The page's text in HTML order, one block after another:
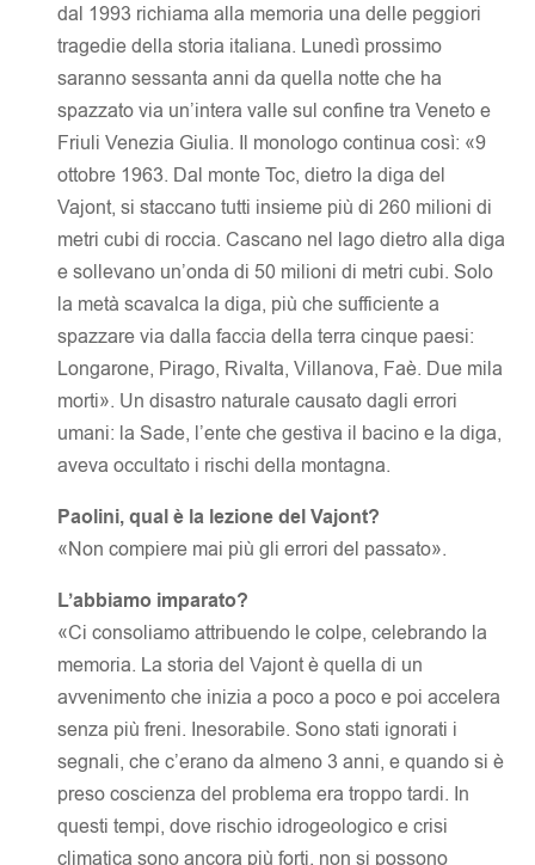
dal 1993 richiama alla memoria una delle peggiori
tragedie della storia italiana. Lunedì prossimo
saranno sessanta anni da quella notte che ha
spazzato via un’intera valle sul confine tra Veneto e
Friuli Venezia Giulia. Il monologo continua così: «9
ottobre 1963. Dal monte Toc, dietro la diga del
Vajont, si staccano tutti insieme più di 260 milioni di
metri cubi di roccia. Cascano nel lago dietro alla diga
e sollevano un’onda di 50 milioni di metri cubi. Solo
la metà scavalca la diga, più che sufficiente a
spazzare via dalla faccia della terra cinque paesi:
Longarone, Pirago, Rivalta, Villanova, Faè. Due mila
morti». Un disastro naturale causato dagli errori
umani: la Sade, l’ente che gestiva il bacino e la diga,
aveva occultato i rischi della montagna.
Paolini, qual è la lezione del Vajont?
«Non compiere mai più gli errori del passato».
L’abbiamo imparato?
«Ci consoliamo attribuendo le colpe, celebrando la
memoria. La storia del Vajont è quella di un
avvenimento che inizia a poco a poco e poi accelera
senza più freni. Inesorabile. Sono stati ignorati i
segnali, che c’erano da almeno 3 anni, e quando si è
preso coscienza del problema era troppo tardi. In
questi tempi, dove rischio idrogeologico e crisi
climatica sono ancora più forti, non si possono